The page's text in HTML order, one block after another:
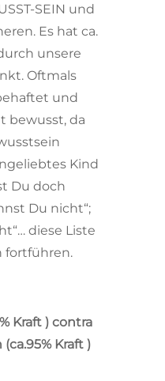
SEIN und
Es hat ca.
unsere
Oftmals
und
bewusst, da
Kind
Du doch
Du nicht“;
diese Liste
fortführen.
Kraft ) contra
Kraft )